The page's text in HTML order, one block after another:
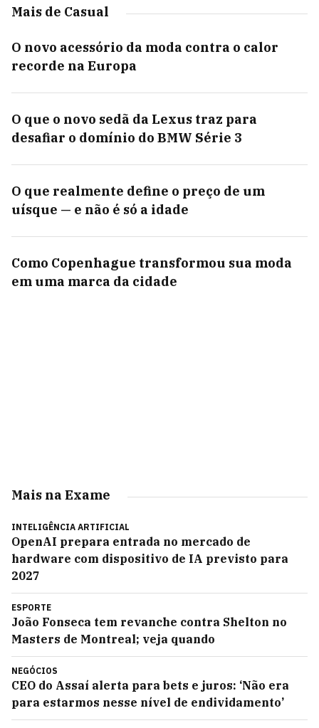
Mais de Casual
O novo acessório da moda contra o calor
recorde na Europa
O que o novo sedã da Lexus traz para
desafiar o domínio do BMW Série 3
O que realmente define o preço de um
uísque — e não é só a idade
Como Copenhague transformou sua moda
em uma marca da cidade
Mais na Exame
INTELIGÊNCIA ARTIFICIAL
OpenAI prepara entrada no mercado de
hardware com dispositivo de IA previsto para
2027
ESPORTE
João Fonseca tem revanche contra Shelton no
Masters de Montreal; veja quando
NEGÓCIOS
CEO do Assaí alerta para bets e juros: ‘Não era
para estarmos nesse nível de endividamento’